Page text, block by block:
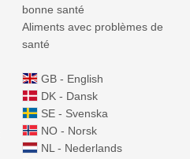
bonne santé
Aliments avec problèmes de
santé
GB - English
DK - Dansk
SE - Svenska
NO - Norsk
NL - Nederlands